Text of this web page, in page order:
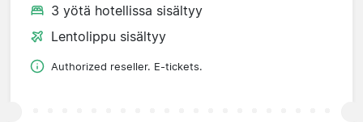
3 yötä hotellissa sisältyy
Lentolippu sisältyy
Authorized reseller. E-tickets.